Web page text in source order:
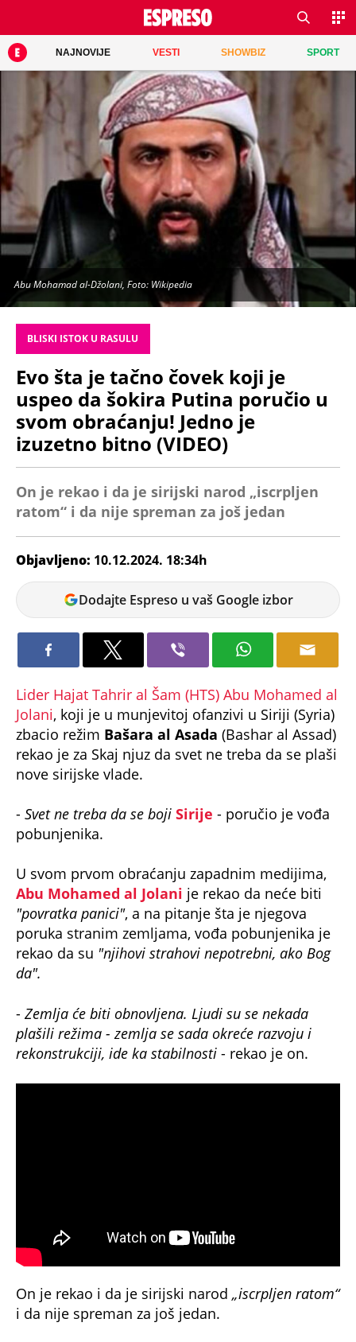
NAJNOVIJE VESTI SHOWBIZ SPORT
Abu Mohamad al-Džolani, Foto: Wikipedia
BLISKI ISTOK U RASULU
Evo šta je tačno čovek koji je
uspeo da šokira Putina poručio u
svom obraćanju! Jedno je
izuzetno bitno (VIDEO)
On je rekao i da je sirijski narod „iscrpljen
ratom“ i da nije spreman za još jedan
Objavljeno: 10.12.2024. 18:34h
Tamara
Marić
Dodajte Espreso u vaš Google izbor
Lider Hajat Tahrir al Šam (HTS) Abu Mohamed al
Jolani, koji je u munjevitoj ofanzivi u Siriji (Syria)
zbacio režim Bašara al Asada (Bashar al Assad)
rekao je za Skaj njuz da svet ne treba da se plaši
nove sirijske vlade.
- Svet ne treba da se boji Sirije - poručio je vođa
pobunjenika.
U svom prvom obraćanju zapadnim medijima,
Abu Mohamed al Jolani je rekao da neće biti
"povratka panici", a na pitanje šta je njegova
poruka stranim zemljama, vođa pobunjenika je
rekao da su "njihovi strahovi nepotrebni, ako Bog
da".
- Zemlja će biti obnovljena. Ljudi su se nekada
plašili režima - zemlja se sada okreće razvoju i
rekonstrukciji, ide ka stabilnosti - rekao je on.
On je rekao i da je sirijski narod „iscrpljen ratom“
i da nije spreman za još jedan.